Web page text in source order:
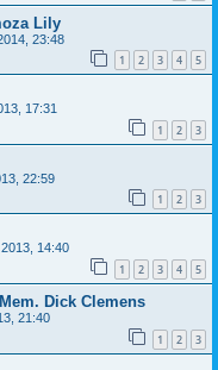
Lily
23:48
1 2 3 4 5
17:31
1 2 3
22:59
1 2 3
14:40
1 2 3 4 5
Dick Clemens
21:40
1 2 3